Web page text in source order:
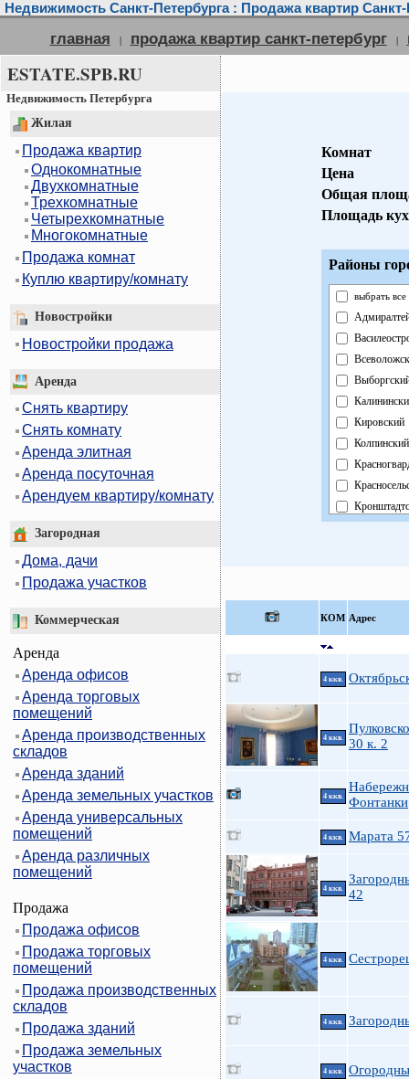
Недвижимость Санкт-Петербурга : Продажа квартир Санкт-
главная | продажа квартир санкт-петербург |
ESTATE.SPB.RU
Недвижимость Петербурга
Жилая
Продажа квартир
Однокомнатные
Двухкомнатные
Трехкомнатные
Четырехкомнатные
Многокомнатные
Продажа комнат
Куплю квартиру/комнату
Новостройки
Новостройки продажа
Аренда
Снять квартиру
Снять комнату
Аренда элитная
Аренда посуточная
Арендуем квартиру/комнату
Загородная
Дома, дачи
Продажа участков
Коммерческая
Аренда
Аренда офисов
Аренда торговых
помещений
Аренда производственных
складов
Аренда зданий
Аренда земельных участков
Аренда универсальных
помещений
Аренда различных
помещений
Продажа
Продажа офисов
Продажа торговых
помещений
Продажа производственных
складов
Продажа зданий
Продажа земельных
участков
Комнат
Цена
Общая
Площадь
Районы
выбрать все
Кировский
Колпинский
КOМ Адрес
4 ккв.
4 ккв.
30 к. 2
4 ккв.
Фонтанки
4 ккв. Марата
4 ккв.
42
4 ккв.
4 ккв.
4 ккв.